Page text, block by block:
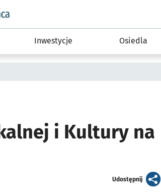
Dla mieszkańca
Inwestycje Osiedla
i Kultury na
Udostępnijartykuł